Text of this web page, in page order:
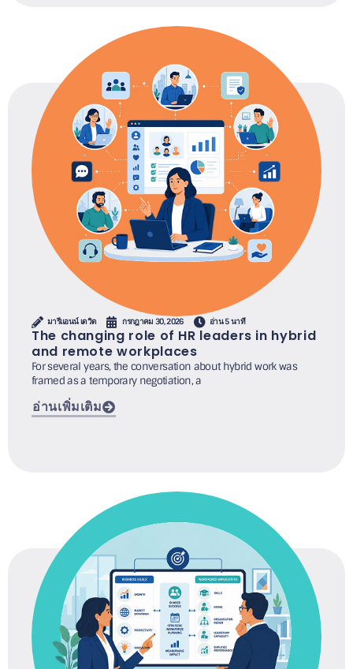
มารีแอนน์ เดวิด กรกฎาคม 30, 2026 อ่าน 5 นาที
The changing role of HR leaders in hybrid
and remote workplaces
For several years, the conversation about hybrid work was
framed as a temporary negotiation, a
อ่านเพิ่มเติม